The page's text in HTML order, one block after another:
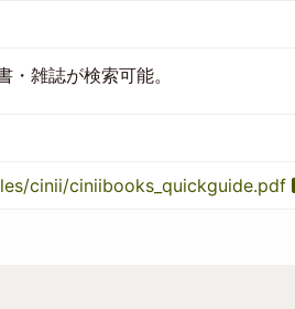
雑誌が検索可能。
cinii/ciniibooks_quickguide.pdf